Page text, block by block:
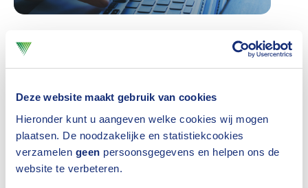
Deze website maakt gebruik van cookies
Hieronder kunt u aangeven welke cookies wij mogen
plaatsen. De noodzakelijke en statistiekcookies
verzamelen geen persoonsgegevens en helpen ons de
website te verbeteren.
De regels beschrijven de manier waarop financiële
eventuele negatieve effecten van hun beleggingen
op het milieu en de samenleving aanpakken en
verminderen.De gedelegeerde verordening
specificeert de exacte inhoud, methodologie en